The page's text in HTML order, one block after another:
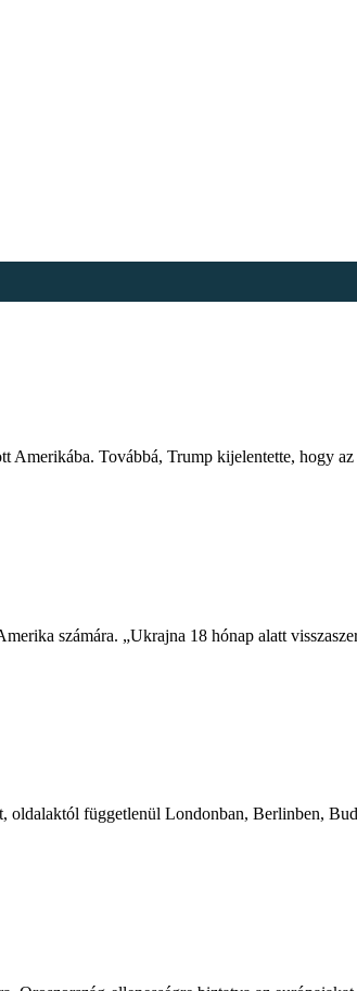
Amerikába. Továbbá, Trump kijelentette, hogy
számára. „Ukrajna 18 hónap alatt
függetlenül Londonban, Berlinben,